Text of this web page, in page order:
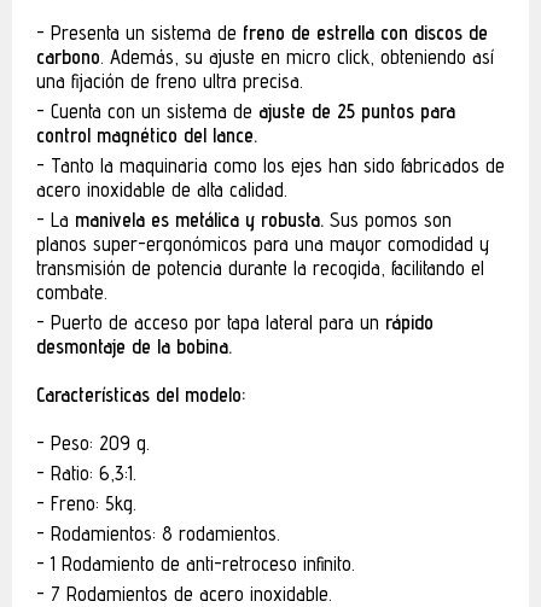
Presenta un sistema de freno de estrella con discos de
carbono. Además, su ajuste en micro click, obteniendo así
una fijación de freno ultra precisa.
Cuenta con un sistema de ajuste de 25 puntos para
control magnético del lance.
Tanto la maquinaria como los ejes han sido fabricados de
acero inoxidable de alta calidad.
La manivela es metálica y robusta. Sus pomos son
planos super-ergonómicos para una mayor comodidad y
transmisión de potencia durante la recogida, facilitando el
combate.
Puerto de acceso por tapa lateral para un rápido
desmontaje de la bobina.
Características del modelo:
Peso: 209 g.
Ratio: 6,3:1.
Freno: 5kg.
Rodamientos: 8 rodamientos.
1 Rodamiento de anti-retroceso infinito.
7 Rodamientos de acero inoxidable.